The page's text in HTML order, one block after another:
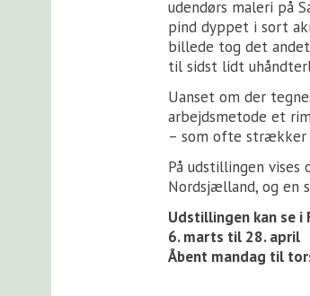
udendørs maleri på
pind dyppet i sort
billede tog det
til sidst lidt
Uanset om der
arbejdsmetode et
– som ofte strækker
På udstillingen
Nordsjælland, og en
Udstillingen kan se i
6. marts til 28. april
Åbent mandag til